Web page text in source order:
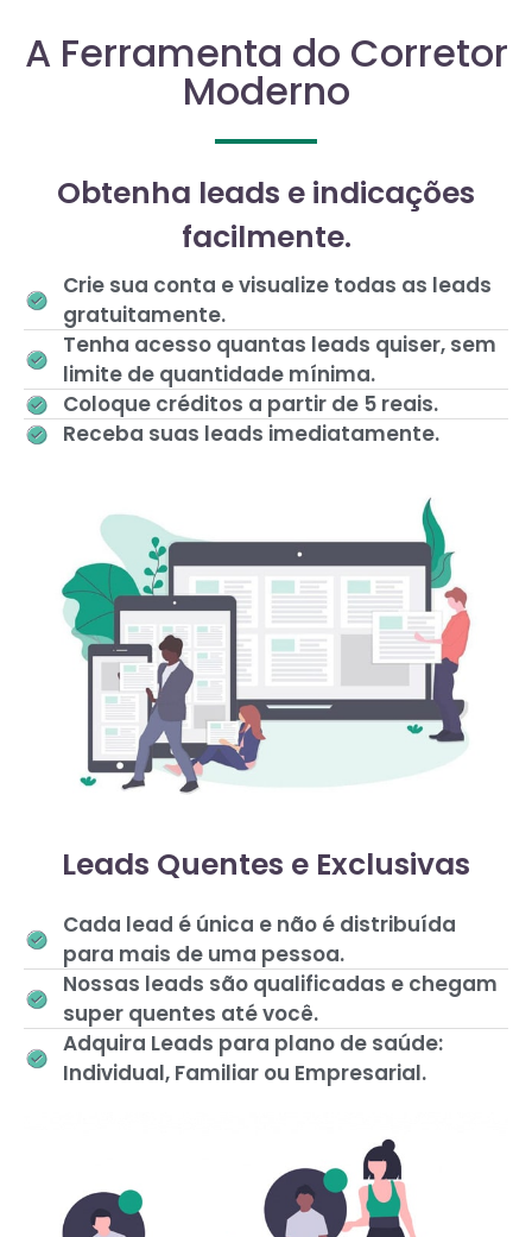
A Ferramenta do Corretor
Moderno
Obtenha leads e indicações
facilmente.
Crie sua conta e visualize todas as leads
gratuitamente.
Tenha acesso quantas leads quiser, sem
limite de quantidade mínima.
Coloque créditos a partir de 5 reais.
Receba suas leads imediatamente.
Leads Quentes e Exclusivas
Cada lead é única e não é distribuída
para mais de uma pessoa.
Nossas leads são qualificadas e chegam
super quentes até você.
Adquira Leads para plano de saúde:
Individual, Familiar ou Empresarial.